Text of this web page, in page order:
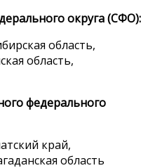
округа (СФО):
область,
область,
федерального
край,
область